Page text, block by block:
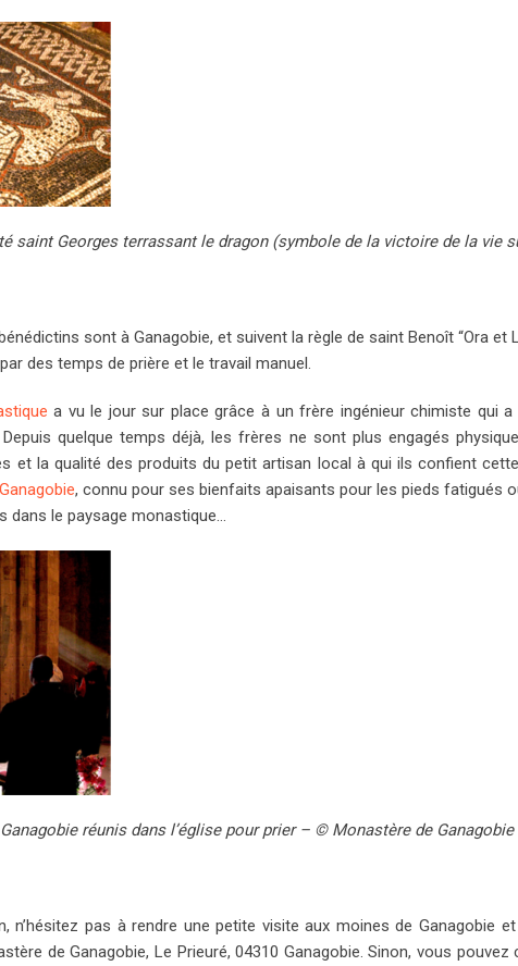
saint Georges terrassant le dragon (symbole de la victoire de la vie
sont à Ganagobie, et suivent la règle de saint Benoît “Ora et
des temps de prière et le travail manuel.
a vu le jour sur place grâce à un frère ingénieur chimiste qui
quelque temps déjà, les frères ne sont plus engagés
et la qualité des produits du petit artisan local à qui ils confient
, connu pour ses bienfaits apaisants pour les pieds fatigués
dans le paysage monastique…
réunis dans l’église pour prier – © Monastère de Ganagobie
n’hésitez pas à rendre une petite visite aux moines de Ganagobie
de Ganagobie, Le Prieuré, 04310 Ganagobie. Sinon, vous